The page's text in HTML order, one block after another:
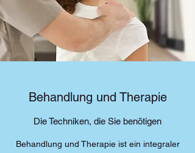
Behandlung und Therapie
Die Techniken, die Sie benötigen
Behandlung und Therapie ist ein integraler